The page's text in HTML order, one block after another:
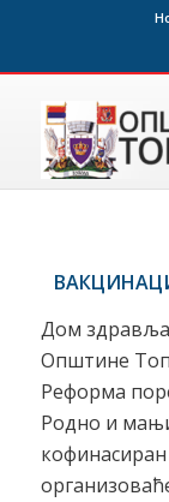
Дом
Општине
Реформа
Родно и